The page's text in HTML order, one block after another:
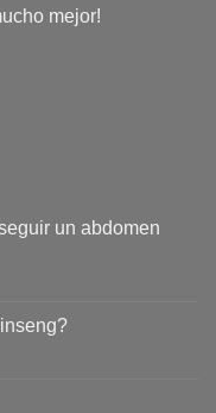
mejor!
un abdomen